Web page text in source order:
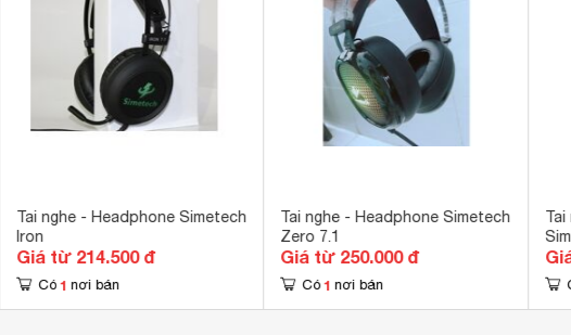
Tai nghe - Headphone Simetech
Iron
Giá từ 214.500 đ
Có 1 nơi bán
Tai nghe - Headphone Simetech
Zero 7.1
Giá từ 250.000 đ
Có 1 nơi bán
Tai